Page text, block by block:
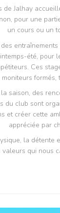
de Jalhay
pour une
un cours ou un
été, pour
Ces
moniteurs formés,
saison, des
du club sont
et créer cette
appréciée par
la détente
valeurs qui nous